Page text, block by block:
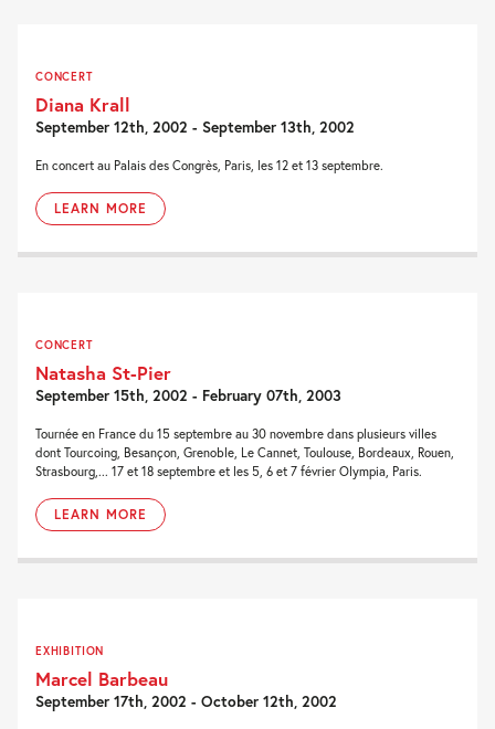
CONCERT
Diana Krall
September 12th, 2002 - September 13th, 2002
En concert au Palais des Congrès, Paris, les 12 et 13 septembre.
LEARN MORE
CONCERT
Natasha St-Pier
September 15th, 2002 - February 07th, 2003
Tournée en France du 15 septembre au 30 novembre dans plusieurs villes
dont Tourcoing, Besançon, Grenoble, Le Cannet, Toulouse, Bordeaux, Rouen,
Strasbourg,... 17 et 18 septembre et les 5, 6 et 7 février Olympia, Paris.
LEARN MORE
EXHIBITION
Marcel Barbeau
September 17th, 2002 - October 12th, 2002